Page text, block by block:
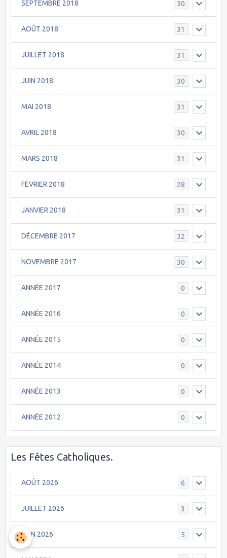
SEPTEMBRE 2018 30
AOÛT 2018 31
JUILLET 2018 31
JUIN 2018 30
MAI 2018 31
AVRIL 2018 30
MARS 2018 31
FEVRIER 2018 28
JANVIER 2018 31
DÉCEMBRE 2017 32
NOVEMBRE 2017 30
ANNÉE 2017 0
ANNÉE 2016 0
ANNÉE 2015 0
ANNÉE 2014 0
ANNÉE 2013 0
ANNÉE 2012 0
Les Fêtes Catholiques.
AOÛT 2026 6
JUILLET 2026 3
JUIN 2026 5